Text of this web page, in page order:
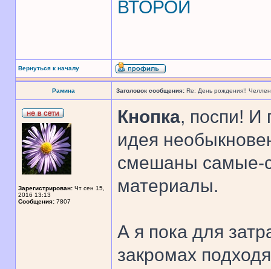
ВТОРОЙ
Вернуться к началу
Рамина Заголовок сообщения: Re: День рождения!!
Зарегистрирован: Чт сен 15,
2016 13:13
Сообщения: 7807
Кнопка, поспи! И
идея
смешаны самые-
материалы.
А я пока для
закромах